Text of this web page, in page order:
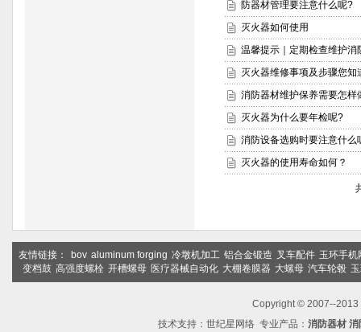
防器材管理要注意什么呢?
灭火器如何使用
温馨提示｜定期检查维护消
灭火器维修事项及步骤您知
消防器材维护保养需要怎样
灭火器为什么要年检呢?
消防设备选购时要注意什么
灭火器的使用寿命如何？
友情链接： bov aluminum forging 冷墩机加工 铝合金锻造 叉车配件 玉环手机
变档鼓 高强度螺栓 开槽螺母 医疗器械自动化 大棚卷膜器 大螺母 汽车轮毂
Copyright © 2007--2013
技术支持： 世纪星网络专业产品： 消防器材 消